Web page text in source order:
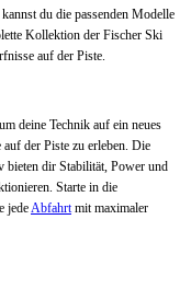
du die passenden Modelle
Kollektion der Fischer Ski
auf der Piste.
deine Technik auf ein neues
der Piste zu erleben. Die
bieten dir Stabilität, Power und
Starte in die
jedeAbfahrtmit maximaler